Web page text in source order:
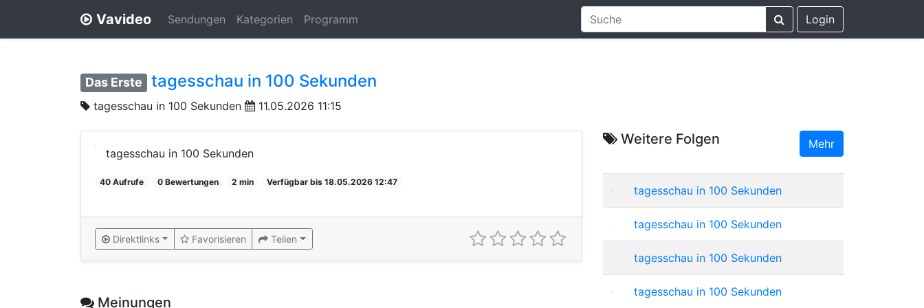
Vavideo Sendungen Kategorien Programm Login
Das Erste tagesschau in 100 Sekunden
tagesschau in 100 Sekunden 11.05.2026 11:15
tagesschau in 100 Sekunden
40 Aufrufe 0 Bewertungen 2 min Verfügbar bis 18.05.2026 12:47
Direktlinks Favorisieren Teilen
Meinungen
Weitere Folgen Mehr
tagesschau in 100 Sekunden
tagesschau in 100 Sekunden
tagesschau in 100 Sekunden
tagesschau in 100 Sekunden